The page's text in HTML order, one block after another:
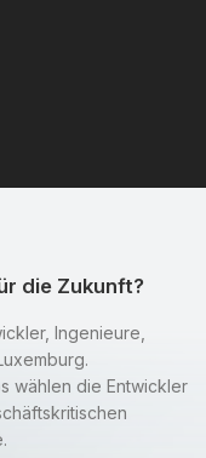
die Zukunft?
Ingenieure,
wählen die Entwickler